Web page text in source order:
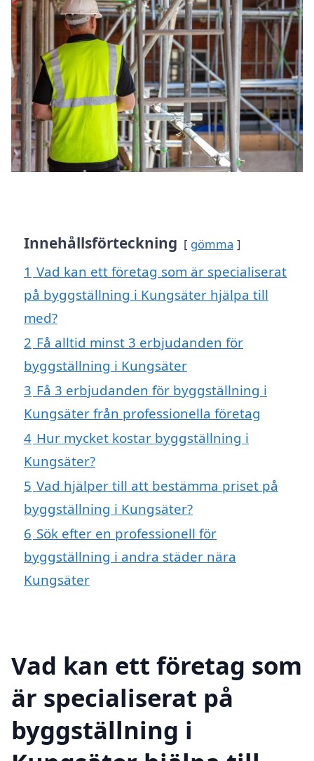
Innehållsförteckning gömma
1 Vad kan ett företag som är specialiserat
på byggställning i Kungsäter hjälpa till
med?
2 Få alltid minst 3 erbjudanden för
byggställning i Kungsäter
3 Få 3 erbjudanden för byggställning i
Kungsäter från professionella företag
4 Hur mycket kostar byggställning i
Kungsäter?
5 Vad hjälper till att bestämma priset på
byggställning i Kungsäter?
6 Sök efter en professionell för
byggställning i andra städer nära
Kungsäter
Vad kan ett företag som
är specialiserat på
byggställning i